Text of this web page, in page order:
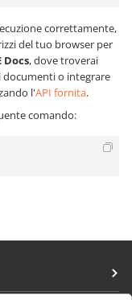
correttamente,
del tuo browser per
Docs, dove troverai
documenti o integrare
l'API fornita.
comando: